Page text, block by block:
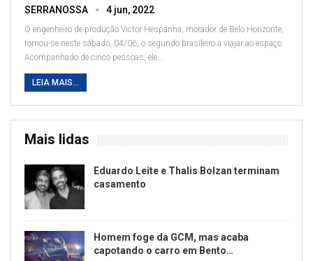
SERRANOSSA 4 jun, 2022
O engenheiro de produção Victor Hespanha, morador de Belo Horizonte,
tornou-se neste sábado, 04/06, o segundo brasileiro a viajar ao espaço.
Acompanhado de cinco pessoas, ele…
LEIA MAIS...
Mais lidas
Eduardo Leite e Thalis Bolzan terminam
casamento
Homem foge da GCM, mas acaba
capotando o carro em Bento…